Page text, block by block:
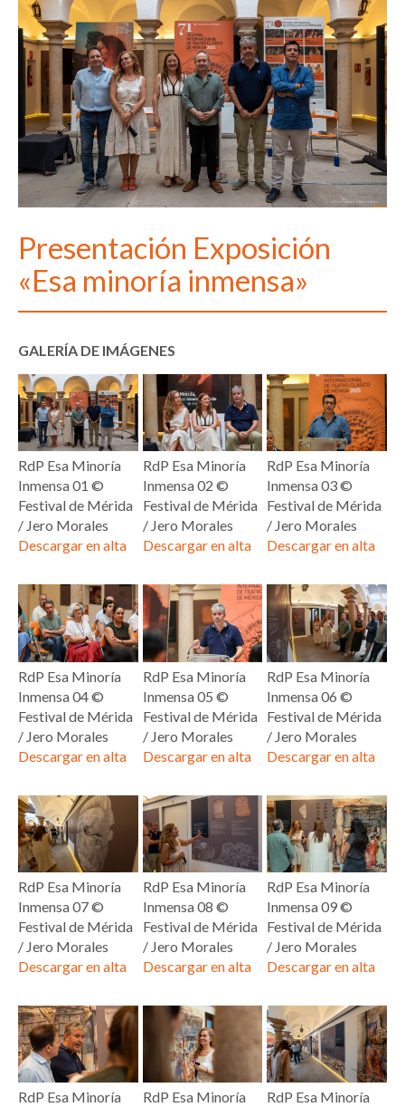
Presentación Exposición
«Esa minoría inmensa»
GALERÍA DE IMÁGENES
RdP Esa Minoría
Inmensa 01 ©
Festival de Mérida
/ Jero Morales
Descargar en alta
RdP Esa Minoría
Inmensa 02 ©
Festival de Mérida
/ Jero Morales
Descargar en alta
RdP Esa Minoría
Inmensa 03 ©
Festival de Mérida
/ Jero Morales
Descargar en alta
RdP Esa Minoría
Inmensa 04 ©
Festival de Mérida
/ Jero Morales
Descargar en alta
RdP Esa Minoría
Inmensa 05 ©
Festival de Mérida
/ Jero Morales
Descargar en alta
RdP Esa Minoría
Inmensa 06 ©
Festival de Mérida
/ Jero Morales
Descargar en alta
RdP Esa Minoría
Inmensa 07 ©
Festival de Mérida
/ Jero Morales
Descargar en alta
RdP Esa Minoría
Inmensa 08 ©
Festival de Mérida
/ Jero Morales
Descargar en alta
RdP Esa Minoría
Inmensa 09 ©
Festival de Mérida
/ Jero Morales
Descargar en alta
RdP Esa Minoría
RdP Esa Minoría
RdP Esa Minoría